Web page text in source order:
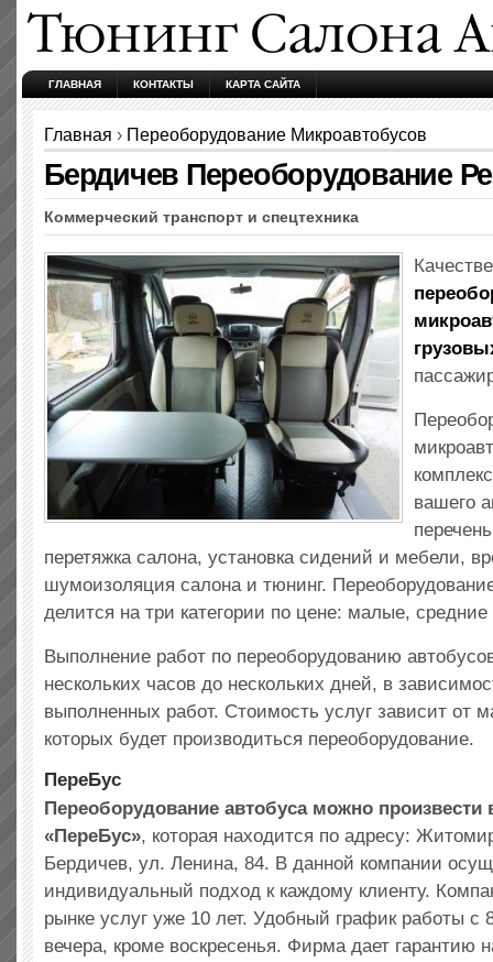
ГЛАВНАЯ КОНТАКТЫ КАРТА САЙТА
Главная › Переоборудование Микроавтобусов
Бердичев Переоборудование
Коммерческий транспорт и спецтехника
вашего
перетяжка салона, установка сидений и мебели,
шумоизоляция салона и тюнинг.
делится на три категории по цене: малые,
Выполнение работ по переоборудованию
нескольких часов до нескольких дней, в
выполненных работ. Стоимость услуг зависит от
которых будет производиться переоборудование.
ПереБус
Переоборудование автобуса можно произвести
«ПереБус», которая находится по адресу:
Бердичев, ул. Ленина, 84. В данной компании
индивидуальный подход к каждому клиенту.
рынке услуг уже 10 лет. Удобный график работы с
вечера, кроме воскресенья. Фирма дает гарантию